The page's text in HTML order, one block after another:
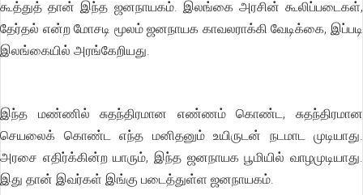
கூத்துத் தான் இந்த ஜனநாயகம். இலங்கை அரசின் கூலிப்படைகள்,
தேர்தல் என்ற மோசடி மூலம் ஜனநாயக காவலராக்கி வேடிக்கை, இப்படி
இலங்கையில் அரங்கேறியது.
இந்த மண்ணில் சுதந்திரமான எண்ணம் கொண்ட, சுதந்திரமான
செயலைக் கொண்ட எந்த மனிதனும் உயிருடன் நடமாட முடியாது.
அரசை எதிர்க்கின்ற யாரும், இந்த ஜனநாயக பூமியில் வாழமுடியாது.
இது தான் இவர்கள் இங்கு படைத்துள்ள ஜனநாயகம்.